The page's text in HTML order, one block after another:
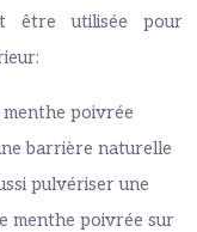
être utilisée pour
poivrée
barrière naturelle
pulvériser une
menthe poivrée sur